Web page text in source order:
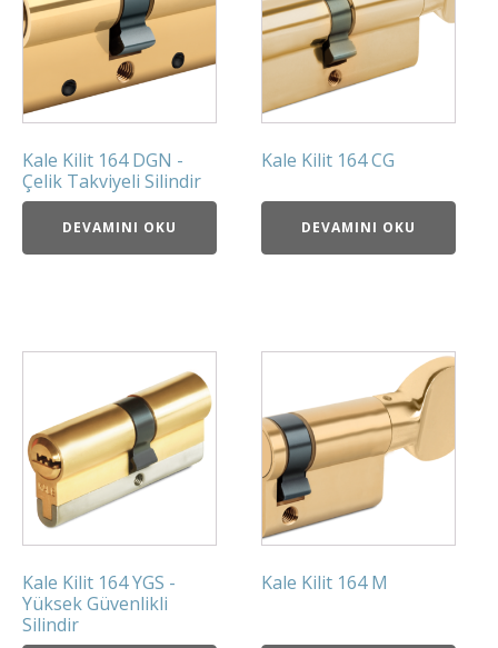
Kale Kilit 164 DGN -
Çelik Takviyeli Silindir
DEVAMINI OKU
Kale Kilit 164 CG
DEVAMINI OKU
Kale Kilit 164 YGS -
Yüksek Güvenlikli
Silindir
Kale Kilit 164 M